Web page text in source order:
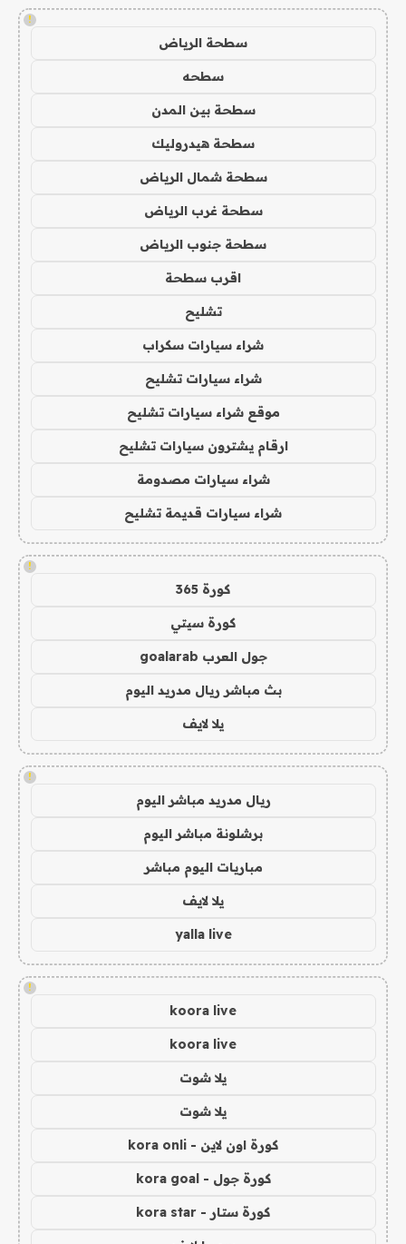
!
سطحة الرياض
سطحه
سطحة بين المدن
سطحة هيدروليك
سطحة شمال الرياض
سطحة غرب الرياض
سطحة جنوب الرياض
اقرب سطحة
تشليح
شراء سيارات سكراب
شراء سيارات تشليح
موقع شراء سيارات تشليح
ارقام يشترون سيارات تشليح
شراء سيارات مصدومة
شراء سيارات قديمة تشليح
!
كورة 365
كورة سيتي
جول العرب goalarab
بث مباشر ريال مدريد اليوم
يلا لايف
!
ريال مدريد مباشر اليوم
برشلونة مباشر اليوم
مباريات اليوم مباشر
يلا لايف
yalla live
!
koora live
koora live
يلا شوت
يلا شوت
كورة اون لاين - kora onli
كورة جول - kora goal
كورة ستار - kora star